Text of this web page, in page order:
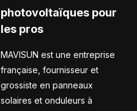
photovoltaïques pour
les pros
MAVISUN est une entreprise
française, fournisseur et
grossiste en panneaux
solaires et onduleurs à